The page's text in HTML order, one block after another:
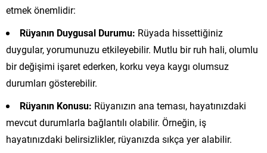
etmek önemlidir:
Rüyanın Duygusal Durumu: Rüyada hissettiğiniz
duygular, yorumunuzu etkileyebilir. Mutlu bir ruh hali, olumlu
bir değişimi işaret ederken, korku veya kaygı olumsuz
durumları gösterebilir.
Rüyanın Konusu: Rüyanızın ana teması, hayatınızdaki
mevcut durumlarla bağlantılı olabilir. Örneğin, iş
hayatınızdaki belirsizlikler, rüyanızda sıkça yer alabilir.